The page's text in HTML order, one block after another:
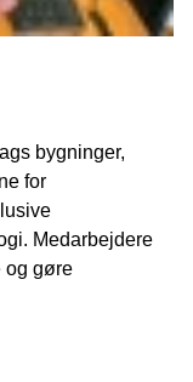
bygninger,
for
Medarbejdere
og gøre